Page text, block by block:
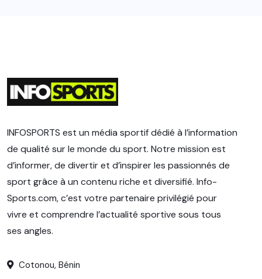
INFOSPORTS est un média sportif dédié à l’information
de qualité sur le monde du sport. Notre mission est
d’informer, de divertir et d’inspirer les passionnés de
sport grâce à un contenu riche et diversifié. Info-
Sports.com, c’est votre partenaire privilégié pour
vivre et comprendre l’actualité sportive sous tous
ses angles.
Cotonou, Bénin